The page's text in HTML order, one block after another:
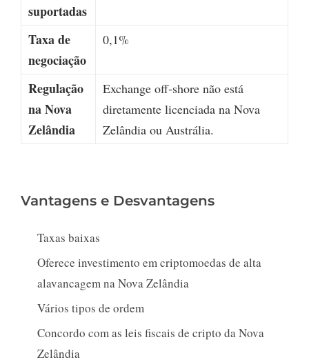
suportadas
Taxa de
negociação
0,1%
Regulação
na Nova
Zelândia
Exchange off-shore não está
diretamente licenciada na Nova
Zelândia ou Austrália.
Vantagens e Desvantagens
Taxas baixas
Oferece investimento em criptomoedas de alta
alavancagem na Nova Zelândia
Vários tipos de ordem
Concordo com as leis fiscais de cripto da Nova
Zelândia